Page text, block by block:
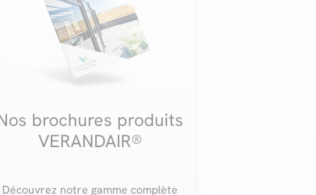
brochures produits
VERANDAIR®
Découvrez notre gamme complète